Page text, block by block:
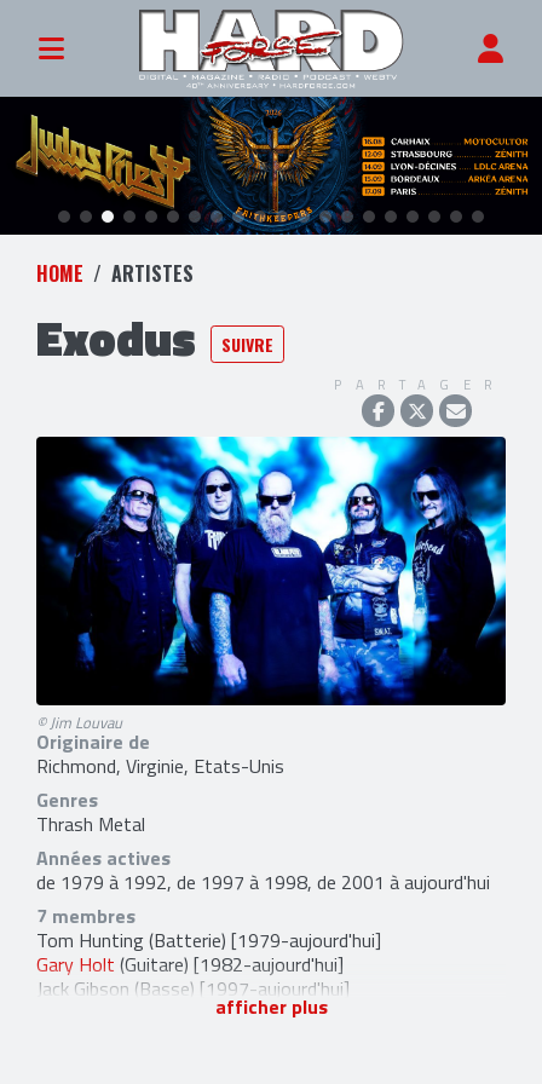
HOME ARTISTES
Exodus SUIVRE
PARTAGER
© Jim Louvau
Originaire de
Richmond, Virginie, Etats-Unis
Genres
Thrash Metal
Années actives
de 1979 à 1992, de 1997 à 1998, de 2001 à aujourd'hui
7 membres
Tom Hunting(Batterie) [1979-aujourd'hui]
Gary Holt (Guitare) [1982-aujourd'hui]
Jack Gibson (Basse) [1997-aujourd'hui]
(Guitare) [2005-aujourd'hui]
afficher plus